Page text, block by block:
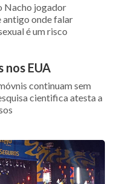
Nacho jogador
antigo onde falar
é um risco
nos EUA
continuam sem
cientifica atesta a